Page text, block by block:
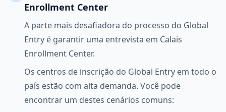
Enrollment Center
A parte mais desafiadora do processo do Global
Entry é garantir uma entrevista em Calais
Enrollment Center.
Os centros de inscrição do Global Entry em todo o
país estão com alta demanda. Você pode
encontrar um destes cenários comuns: